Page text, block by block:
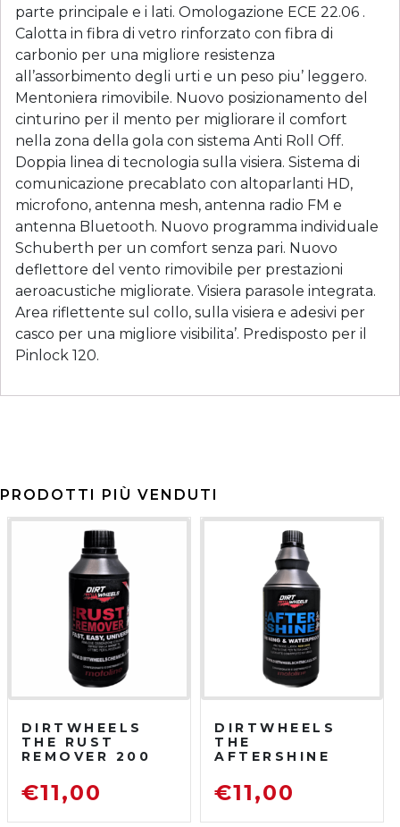
parte principale e i lati. Omologazione ECE 22.06 .
Calotta in fibra di vetro rinforzato con fibra di
carbonio per una migliore resistenza
all’assorbimento degli urti e un peso piu’ leggero.
Mentoniera rimovibile. Nuovo posizionamento del
cinturino per il mento per migliorare il comfort
nella zona della gola con sistema Anti Roll Off.
Doppia linea di tecnologia sulla visiera. Sistema di
comunicazione precablato con altoparlanti HD,
microfono, antenna mesh, antenna radio FM e
antenna Bluetooth. Nuovo programma individuale
Schuberth per un comfort senza pari. Nuovo
deflettore del vento rimovibile per prestazioni
aeroacustiche migliorate. Visiera parasole integrata.
Area riflettente sul collo, sulla visiera e adesivi per
casco per una migliore visibilita’. Predisposto per il
Pinlock 120.
PRODOTTI PIÙ VENDUTI
DIRTWHEELS
THE RUST
REMOVER 200
DISOSSIDANTE
RIMUOVI
€11,00
DIRTWHEELS
THE
AFTERSHINE
PROTETTIVO
LUCIDANTE
€11,00